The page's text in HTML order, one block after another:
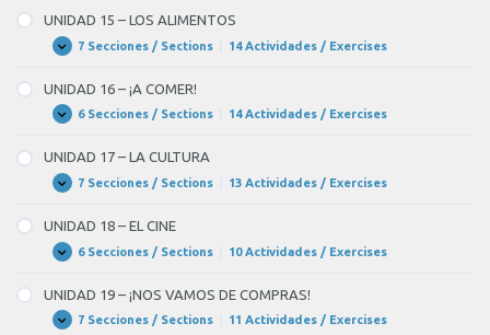
–
LA
COMUNICACIÓN
ENTRE
PERSONAS
UNIDAD 15 – LOS ALIMENTOS
Expandir
UNIDAD
–
LOS
ALIMENTOS
7 Secciones / Sections 14 Actividades / Exercises
UNIDAD 16 – ¡A COMER!
Expandir
UNIDAD
–
¡A
COMER!
6 Secciones / Sections 14 Actividades / Exercises
UNIDAD 17 – LA CULTURA
Expandir
UNIDAD
–
LA
CULTURA
7 Secciones / Sections 13 Actividades / Exercises
UNIDAD 18 – EL CINE
Expandir
UNIDAD
–
EL
CINE
6 Secciones / Sections 10 Actividades / Exercises
UNIDAD 19 – ¡NOS VAMOS DE COMPRAS!
Expandir
UNIDAD7 Secciones / Sections 11 Actividades / Exercises